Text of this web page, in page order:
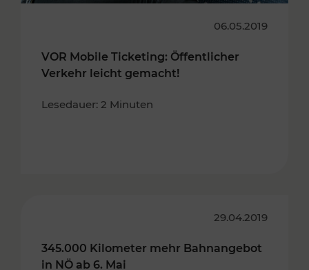
06.05.2019
VOR Mobile Ticketing: Öffentlicher
Verkehr leicht gemacht!
Lesedauer: 2 Minuten
29.04.2019
345.000 Kilometer mehr Bahnangebot
in NÖ ab 6. Mai